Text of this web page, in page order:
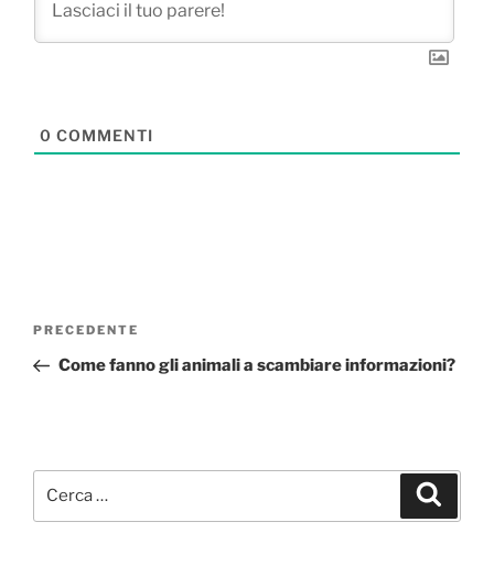
0 COMMENTI
Navigazione
Articolo
precedente:
PRECEDENTE
Come fanno gli animali a scambiare informazioni?